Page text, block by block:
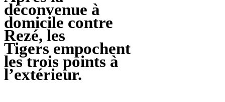
déconvenue à
domicile contre
Rezé, les
Tigers empochent
les trois points à
l’extérieur.